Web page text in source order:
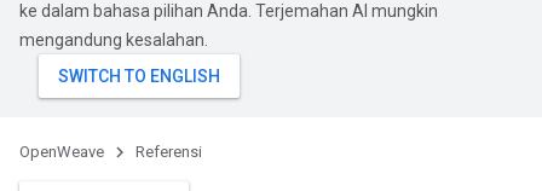
ke dalam bahasa pilihan Anda. Terjemahan AI mungkin
mengandung kesalahan.
OpenWeave Referensi